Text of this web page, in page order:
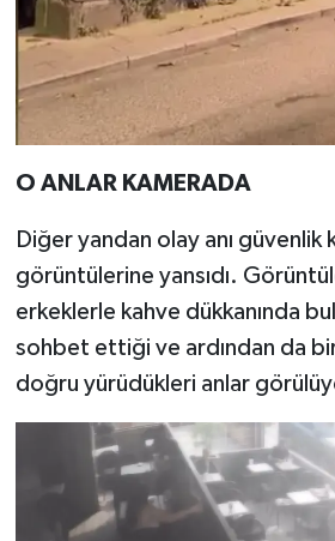
O ANLAR KAMERADA
Diğer yandan olay anı güvenlik
görüntülerine yansıdı.
erkeklerle kahve dükkanında
sohbet ettiği ve ardından da
doğru yürüdükleri anlar